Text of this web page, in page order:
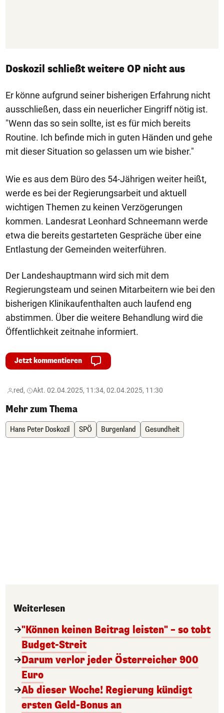
Doskozil schließt weitere OP nicht aus
Er könne aufgrund seiner bisherigen Erfahrung nicht
ausschließen, dass ein neuerlicher Eingriff nötig ist.
"Wenn das so sein sollte, ist es für mich bereits
Routine. Ich befinde mich in guten Händen und gehe
mit dieser Situation so gelassen um wie bisher."
Wie es aus dem Büro des 54-Jährigen weiter heißt,
werde es bei der Regierungsarbeit und aktuell
wichtigen Themen zu keinen Verzögerungen
kommen. Landesrat Leonhard Schneemann werde
etwa die bereits gestarteten Gespräche über eine
Entlastung der Gemeinden weiterführen.
Der Landeshauptmann wird sich mit dem
Regierungsteam und seinen Mitarbeitern wie bei den
bisherigen Klinikaufenthalten auch laufend eng
abstimmen. Über die weitere Behandlung wird die
Öffentlichkeit zeitnahe informiert.
Jetzt kommentieren
red, Akt. 02.04.2025, 11:34, 02.04.2025, 11:30
Mehr zum Thema
Hans Peter Doskozil SPÖ Burgenland Gesundheit
Weiterlesen
"Können keinen Beitrag leisten" – so tobt
Budget-Streit
Darum verlor jeder Österreicher 900
Euro
Ab dieser Woche! Regierung kündigt
ersten Geld-Bonus an